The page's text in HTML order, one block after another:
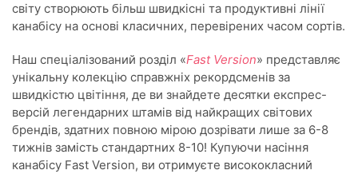
світу створюють більш швидкісні та продуктивні лінії
канабісу на основі класичних, перевірених часом сортів.
Наш спеціалізований розділ «Fast Version» представляє
унікальну колекцію справжніх рекордсменів за
швидкістю цвітіння, де ви знайдете десятки експрес-
версій легендарних штамів від найкращих світових
брендів, здатних повною мірою дозрівати лише за 6-8
тижнів замість стандартних 8-10! Купуючи насіння
канабісу Fast Version, ви отримуєте висококласний